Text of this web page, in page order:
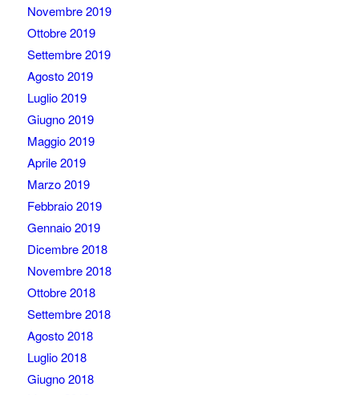
Novembre 2019
Ottobre 2019
Settembre 2019
Agosto 2019
Luglio 2019
Giugno 2019
Maggio 2019
Aprile 2019
Marzo 2019
Febbraio 2019
Gennaio 2019
Dicembre 2018
Novembre 2018
Ottobre 2018
Settembre 2018
Agosto 2018
Luglio 2018
Giugno 2018